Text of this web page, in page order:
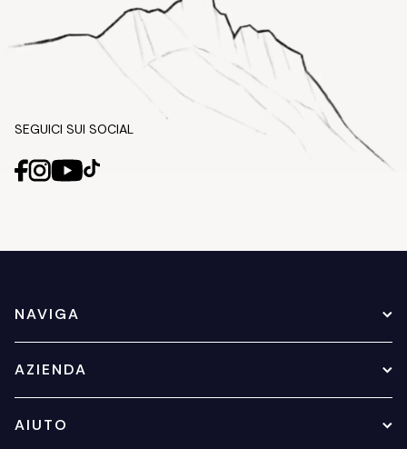
SEGUICI SUI SOCIAL
NAVIGA
AZIENDA
AIUTO